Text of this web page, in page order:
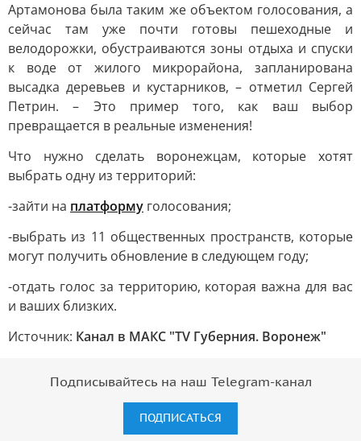
Артамонова была таким же объектом голосования, а
сейчас там уже почти готовы пешеходные и
велодорожки, обустраиваются зоны отдыха и спуски
к воде от жилого микрорайона, запланирована
высадка деревьев и кустарников, – отметил Сергей
Петрин. – Это пример того, как ваш выбор
превращается в реальные изменения!
Что нужно сделать воронежцам, которые хотят
выбрать одну из территорий:
-зайти на платформу голосования;
-выбрать из 11 общественных пространств, которые
могут получить обновление в следующем году;
-отдать голос за территорию, которая важна для вас
и ваших близких.
Источник: Канал в МАКС "TV Губерния. Воронеж"
Подписывайтесь на наш Telegram-канал
ПОДПИСАТЬСЯ